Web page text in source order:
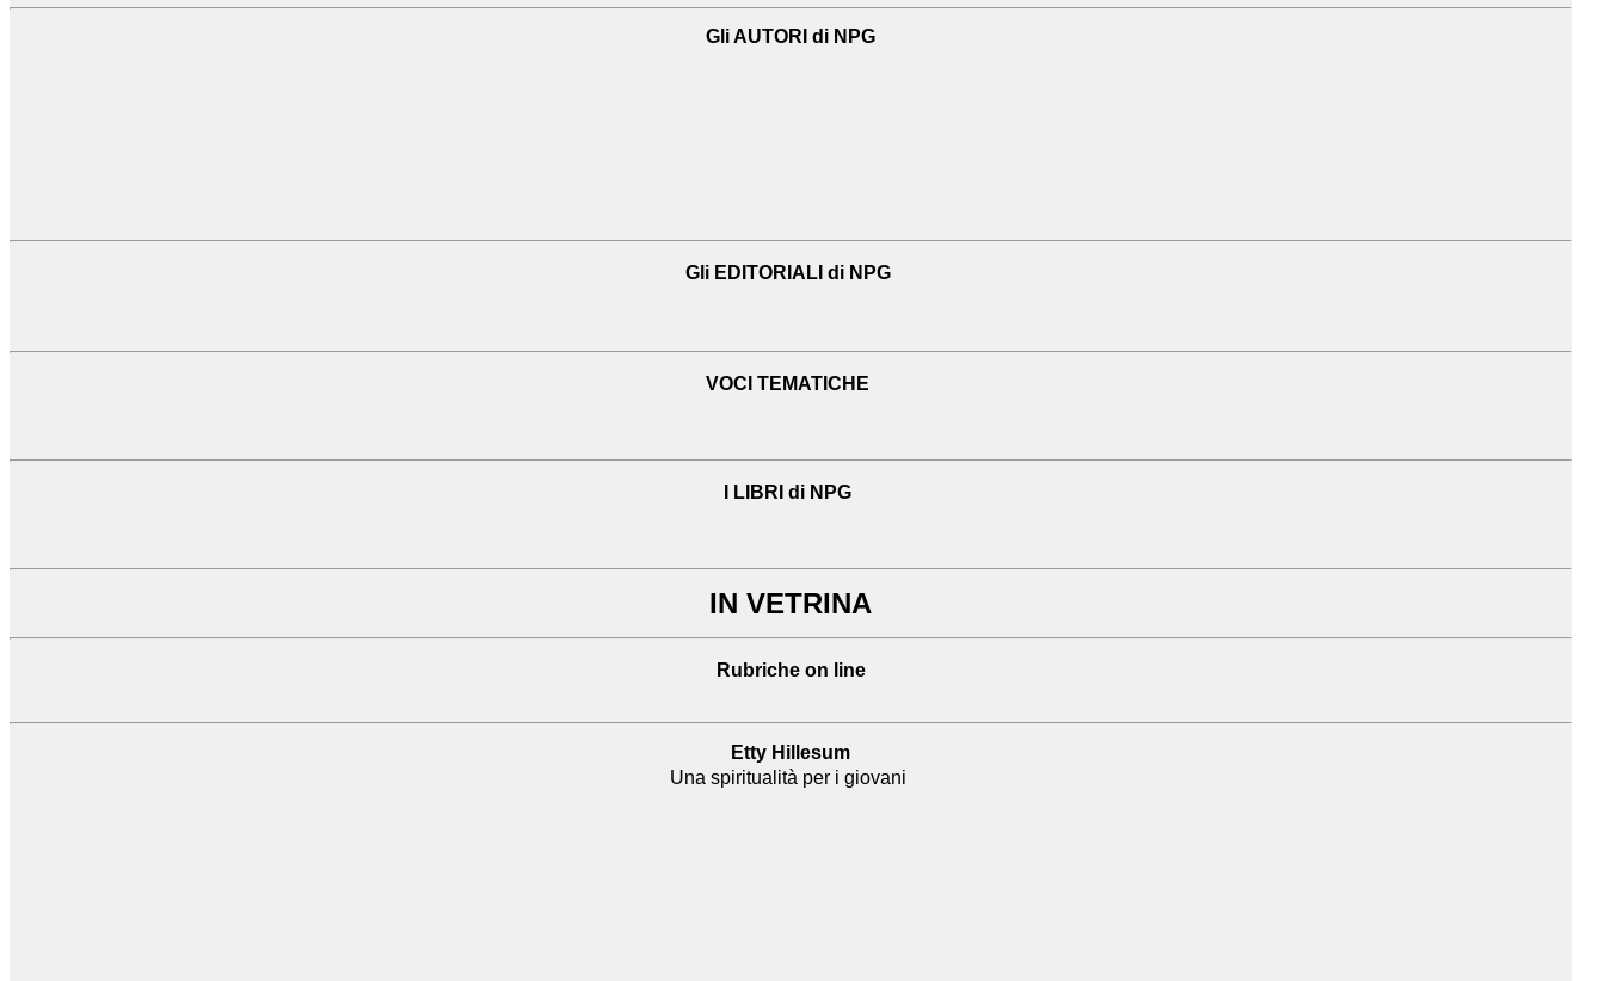
Gli AUTORI di NPG
Gli EDITORIALI di NPG
VOCI TEMATICHE
I LIBRI di NPG
IN VETRINA
Rubriche on line
Etty Hillesum
Una spiritualità per i giovani